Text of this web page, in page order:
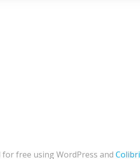
for free using WordPress and Colibri